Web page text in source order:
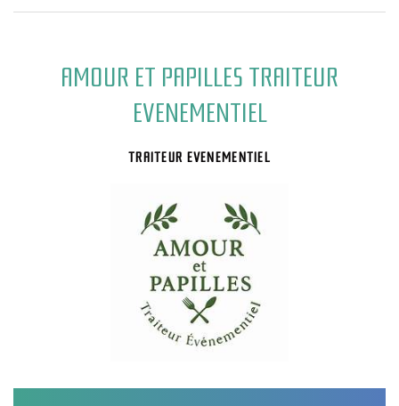
AMOUR ET PAPILLES TRAITEUR
EVENEMENTIEL
TRAITEUR EVENEMENTIEL